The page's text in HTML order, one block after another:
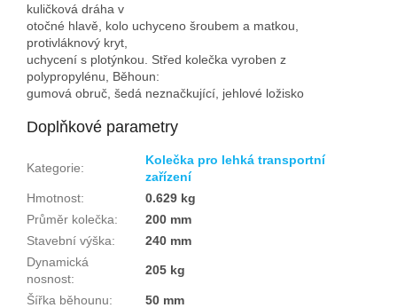
kuličková dráha v
otočné hlavě, kolo uchyceno šroubem a matkou,
protivláknový kryt,
uchycení s plotýnkou. Střed kolečka vyroben z
polypropylénu, Běhoun:
gumová obruč, šedá neznačkující, jehlové ložisko
Doplňkové parametry
Kategorie:
Kolečka pro lehká transportní
zařízení
Hmotnost:
0.629 kg
Průměr kolečka:
200 mm
Stavební výška:
240 mm
Dynamická
nosnost:
205 kg
Šířka běhounu:
50 mm